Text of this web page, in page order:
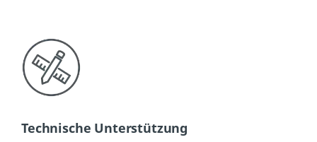
Technische Unterstützung